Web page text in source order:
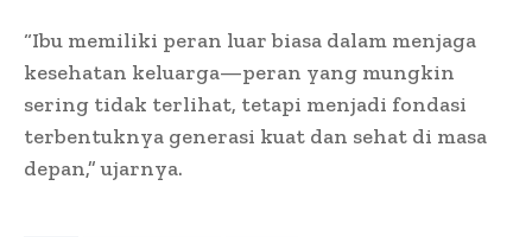
“Ibu memiliki peran luar biasa dalam menjaga
kesehatan keluarga—peran yang mungkin
sering tidak terlihat, tetapi menjadi fondasi
terbentuknya generasi kuat dan sehat di masa
depan,” ujarnya.